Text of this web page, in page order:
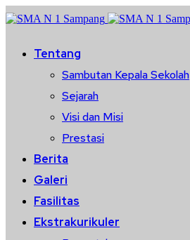
Tentang
Sambutan Kepala Sekolah
Sejarah
Visi dan Misi
Prestasi
Berita
Galeri
Fasilitas
Ekstrakurikuler